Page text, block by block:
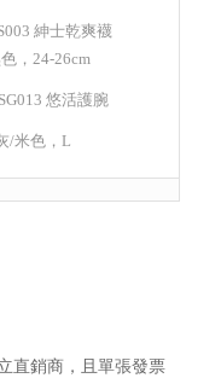
紳士乾爽襪
，24-26cm
悠活護腕
/米色，L
直銷商，且單張發票